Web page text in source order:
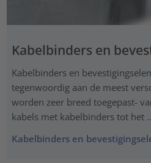
Kabelbinders en
Kabelbinders en
tegenwoordig aan de meest
worden zeer breed toegepast-
kabels met kabelbinders tot het
Kabelbinders en